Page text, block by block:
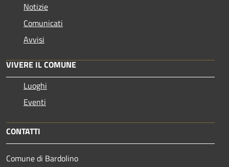
Notizie
Comunicati
Avvisi
VIVERE IL COMUNE
Luoghi
Eventi
CONTATTI
Comune di Bardolino